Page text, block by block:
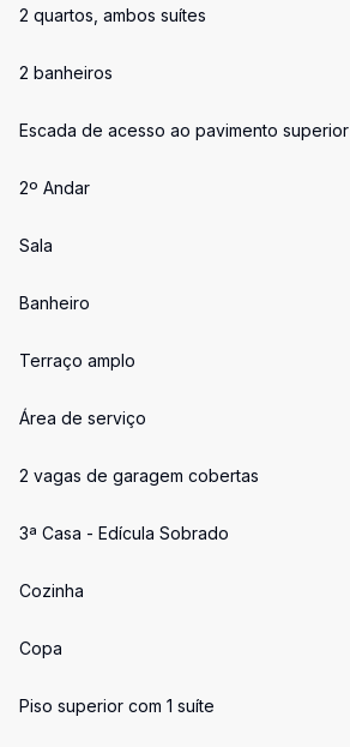
2 quartos, ambos suítes
2 banheiros
Escada de acesso ao pavimento superior
2º Andar
Sala
Banheiro
Terraço amplo
Área de serviço
2 vagas de garagem cobertas
3ª Casa - Edícula Sobrado
Cozinha
Copa
Piso superior com 1 suíte